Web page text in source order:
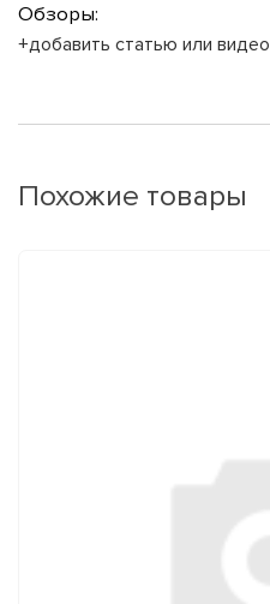
Обзоры:
+добавить статью или видео
Похожие товары